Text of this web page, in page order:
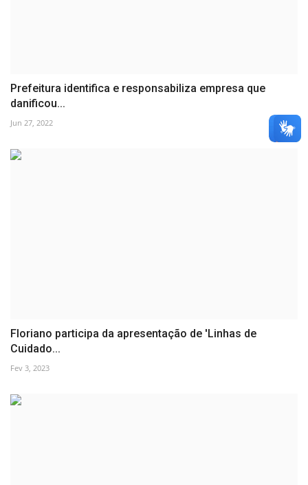
Prefeitura identifica e responsabiliza empresa que
danificou...
Jun 27, 2022
Floriano participa da apresentação de 'Linhas de
Cuidado...
Fev 3, 2023